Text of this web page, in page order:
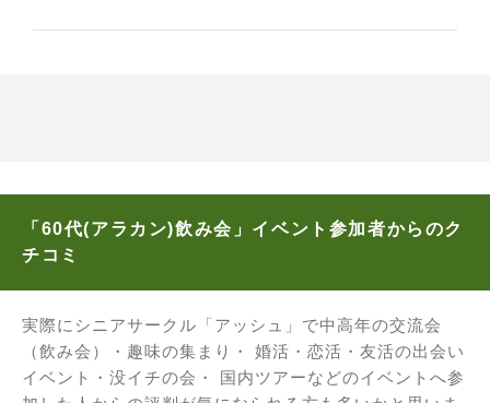
「60代(アラカン)飲み会」イベント参加者からのク
チコミ
実際にシニアサークル「アッシュ」で中高年の交流会
（飲み会）・趣味の集まり・ 婚活・恋活・友活の出会い
イベント・没イチの会・ 国内ツアーなどのイベントへ参